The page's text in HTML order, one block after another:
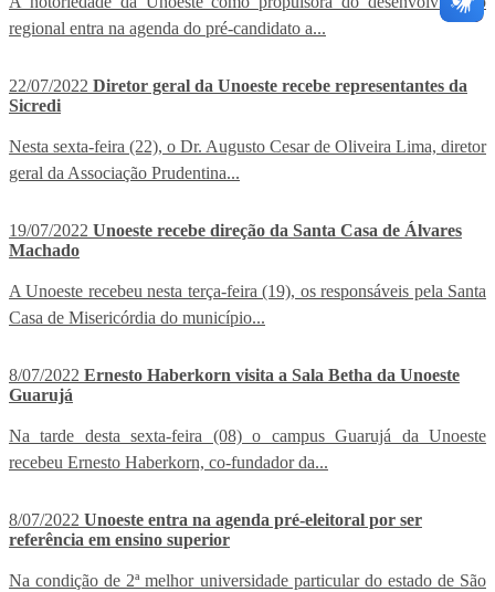
regional entra na agenda do pré-candidato a...
22/07/2022 Diretor geral da Unoeste recebe representantes da
Sicredi
Nesta sexta-feira (22), o Dr. Augusto Cesar de Oliveira Lima, diretor
geral da Associação Prudentina...
19/07/2022 Unoeste recebe direção da Santa Casa de Álvares
Machado
A Unoeste recebeu nesta terça-feira (19), os responsáveis pela Santa
Casa de Misericórdia do município...
8/07/2022 Ernesto Haberkorn visita a Sala Betha da Unoeste
Guarujá
Na tarde desta sexta-feira (08) o campus Guarujá da Unoeste
recebeu Ernesto Haberkorn, co-fundador da...
8/07/2022 Unoeste entra na agenda pré-eleitoral por ser
referência em ensino superior
Na condição de 2ª melhor universidade particular do estado de São